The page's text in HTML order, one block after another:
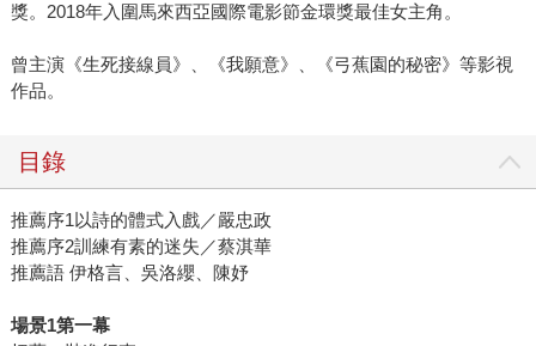
獎。2018年入圍馬來西亞國際電影節金環獎最佳女主角。
曾主演《生死接線員》、《我願意》、《弓蕉園的秘密》等影視
作品。
目錄
推薦序1以詩的體式入戲／嚴忠政
推薦序2訓練有素的迷失／蔡淇華
推薦語 伊格言、吳洛纓、陳妤
場景1第一幕